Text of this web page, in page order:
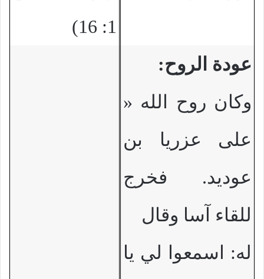
1: 16)
عودة الروح:
» وكان روح الله
على عزريا بن
عوديد. فخرج
للقاء آسا وقال
له: اسمعوا لي يا